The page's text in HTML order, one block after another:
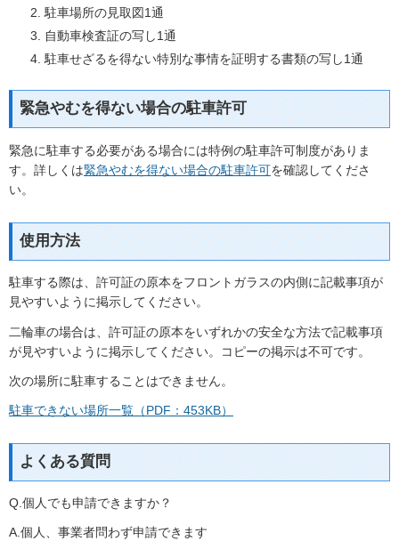
駐車場所の見取図1通
自動車検査証の写し1通
駐車せざるを得ない特別な事情を証明する書類の写し1通
緊急やむを得ない場合の駐車許可
緊急に駐車する必要がある場合には特例の駐車許可制度がありま
す。詳しくは緊急やむを得ない場合の駐車許可を確認してくださ
い。
使用方法
駐車する際は、許可証の原本をフロントガラスの内側に記載事項が
見やすいように掲示してください。
二輪車の場合は、許可証の原本をいずれかの安全な方法で記載事項
が見やすいように掲示してください。コピーの掲示は不可です。
次の場所に駐車することはできません。
駐車できない場所一覧（PDF：453KB）
よくある質問
Q.個人でも申請できますか？
A.個人、事業者問わず申請できます